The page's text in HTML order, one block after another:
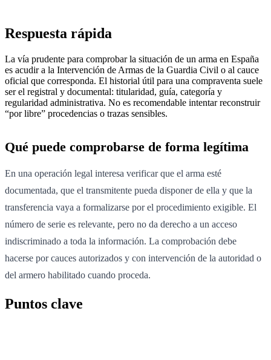
Respuesta rápida
La vía prudente para comprobar la situación de un arma en España
es acudir a la Intervención de Armas de la Guardia Civil o al cauce
oficial que corresponda. El historial útil para una compraventa suele
ser el registral y documental: titularidad, guía, categoría y
regularidad administrativa. No es recomendable intentar reconstruir
“por libre” procedencias o trazas sensibles.
Qué puede comprobarse de forma legítima
En una operación legal interesa verificar que el arma esté
documentada, que el transmitente pueda disponer de ella y que la
transferencia vaya a formalizarse por el procedimiento exigible. El
número de serie es relevante, pero no da derecho a un acceso
indiscriminado a toda la información. La comprobación debe
hacerse por cauces autorizados y con intervención de la autoridad o
del armero habilitado cuando proceda.
Puntos clave